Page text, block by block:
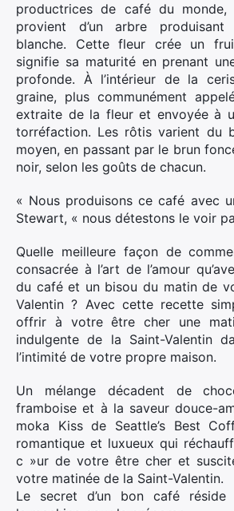
productrices de café du
provient d’un arbre
blanche. Cette fleur crée un
signifie sa maturité en prenant
profonde. À l’intérieur de la
graine, plus communément
extraite de la fleur et envoyée à
torréfaction. Les rôtis varient du
moyen, en passant par le brun
noir, selon les goûts de chacun.
« Nous produisons ce café avec
Stewart, « nous détestons le voir
Quelle meilleure façon de
consacrée à l’art de l’amour
du café et un bisou du matin de
Valentin ? Avec cette recette
offrir à votre être cher une
indulgente de la Saint-Valentin
l’intimité de votre propre maison.
Un mélange décadent de
framboise et à la saveur douce-
moka Kiss de Seattle’s Best
romantique et luxueux qui
c »ur de votre être cher et
votre matinée de la Saint-Valentin.
Le secret d’un bon café